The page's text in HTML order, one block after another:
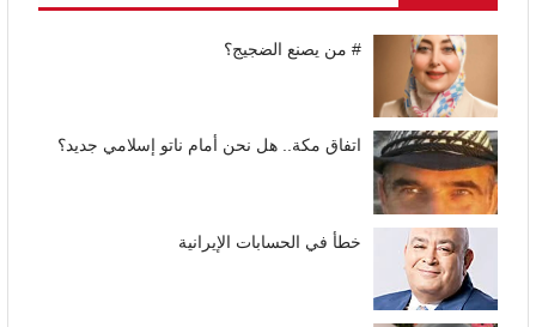
# من يصنع الضجيج؟
اتفاق مكة.. هل نحن أمام ناتو إسلامي جديد؟
خطأ في الحسابات الإيرانية